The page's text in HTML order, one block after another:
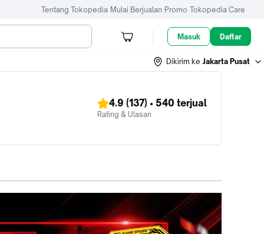
Tentang Tokopedia Mulai Berjualan Promo Tokopedia Care
Masuk Daftar
Dikirim ke Jakarta Pusat
4.9 (137) • 540 terjual
Rating & Ulasan